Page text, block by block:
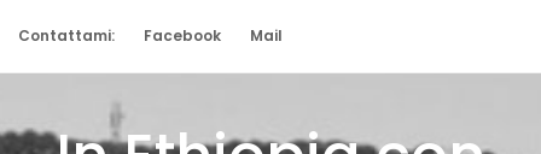
Contattami: Facebook Mail